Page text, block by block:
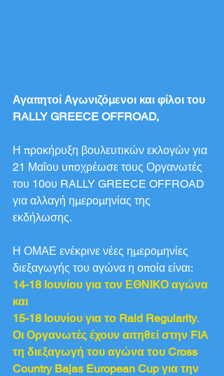
Αγαπητοί Αγωνιζόμενοι και φίλοι του
RALLY GREECE OFFROAD,
Η προκήρυξη βουλευτικών εκλογών για
21 Μαΐου υποχρέωσε τους Οργανωτές
του 10ου RALLY GREECE OFFROAD
για αλλαγή ημερομηνίας της
εκδήλωσης.
Η ΟΜΑΕ ενέκρινε νέες ημερομηνίες
διεξαγωγής του αγώνα η οποία είναι:
14-18 Ιουνίου για τον ΕΘΝΙΚΟ αγώνα
και
15-18 Ιουνίου για το Raid Regularity.
Οι Οργανωτές έχουν αιτηθεί στην FIA
τη διεξαγωγή του αγώνα του Cross
Country Bajas European Cup για την